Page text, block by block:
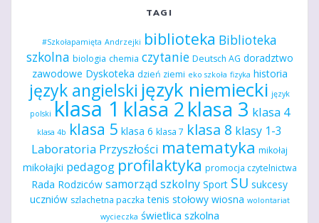
TAGI
#Szkołapamięta Andrzejki biblioteka Biblioteka
szkolna biologia chemia czytanie Deutsch AG doradztwo
zawodowe Dyskoteka dzień ziemi eko szkoła fizyka historia
język angielski język niemiecki język
polski klasa 1 klasa 2klasa 3 klasa 4
klasa 4b klasa 5 klasa 6 klasa 7 klasa 8 klasy 1-3
Laboratoria Przyszłości matematyka mikołaj
mikołajki pedagog profilaktyka promocja czytelnictwa
Rada Rodziców samorząd szkolny Sport SU sukcesy
uczniów szlachetna paczka tenis stołowy wiosna wolontariat
wycieczka świetlica szkolna